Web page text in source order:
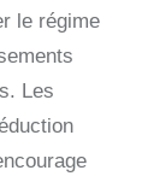
le régime
Les